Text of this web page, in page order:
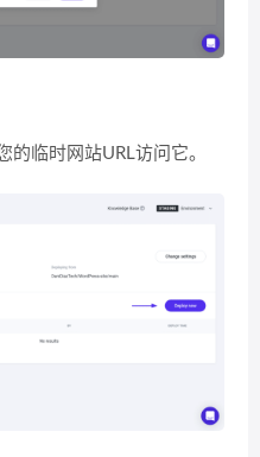
临时网站URL访问它。